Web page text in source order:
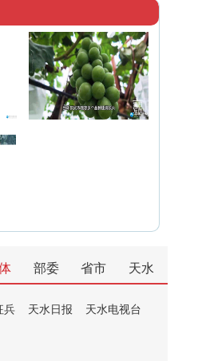
部委 省市 天水
兵 天水日报
天水电视台